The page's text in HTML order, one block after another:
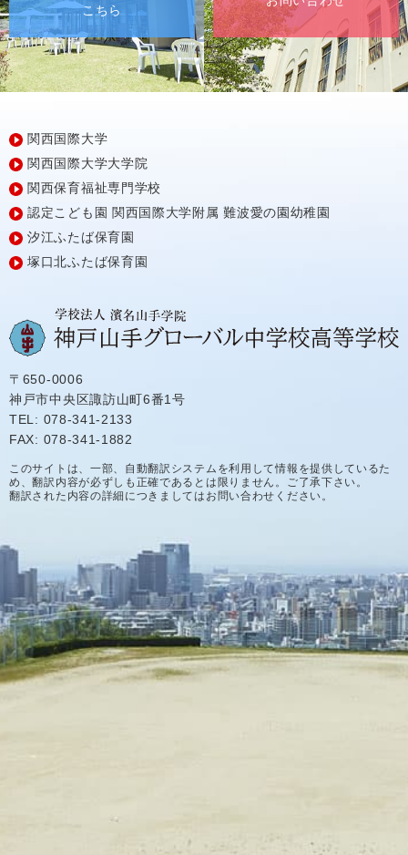
こちら
関西国際大学
関西国際大学大学院
関西保育福祉専門学校
認定こども園 関西国際大学附属 難波愛の園幼稚園
汐江ふたば保育園
塚口北ふたば保育園
〒650-0006
神戸市中央区諏訪山町6番1号
TEL: 078-341-2133
FAX: 078-341-1882
このサイトは、一部、自動翻訳システムを利用して情報を提供しているた
め、翻訳内容が必ずしも正確であるとは限りません。ご了承下さい。
翻訳された内容の詳細につきましてはお問い合わせください。